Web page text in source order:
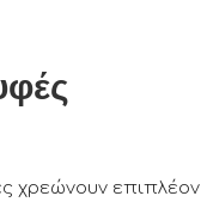
χρεώνουν επιπλέον